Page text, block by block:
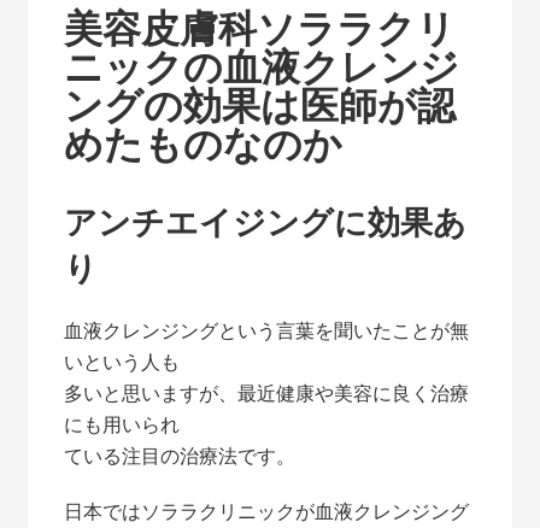
美容皮膚科ソララクリ
ニックの血液クレンジ
ングの効果は医師が認
めたものなのか
アンチエイジングに効果あ
り
血液クレンジングという言葉を聞いたことが無
いという人も
多いと思いますが、最近健康や美容に良く治療
にも用いられ
ている注目の治療法です。
日本ではソララクリニックが血液クレンジング